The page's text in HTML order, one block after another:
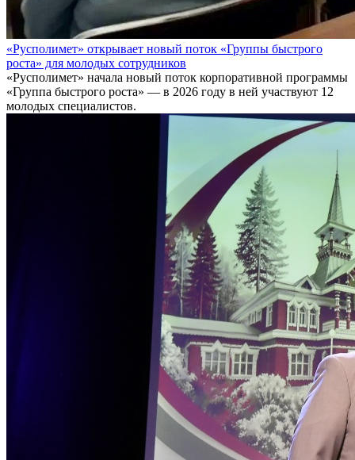
«Русполимет» открывает новый поток «Группы быстрого
роста» для молодых сотрудников
«Русполимет» начала новый поток корпоративной программы
«Группа быстрого роста» — в 2026 году в ней участвуют 12
молодых специалистов.